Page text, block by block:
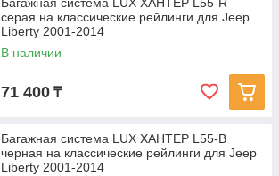
серая на классические рейлинги для Jeep
Liberty 2001-2014
В наличии
71 400 ₸
Багажная система LUX ХАНТЕР L55-B
черная на классические рейлинги для Jeep
Liberty 2001-2014